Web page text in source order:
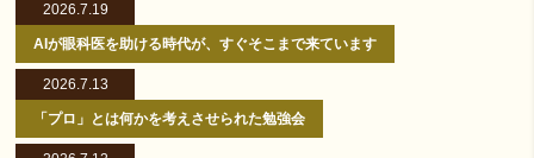
2026.7.19
AIが眼科医を助ける時代が、すぐそこまで来ています
2026.7.13
「プロ」とは何かを考えさせられた勉強会